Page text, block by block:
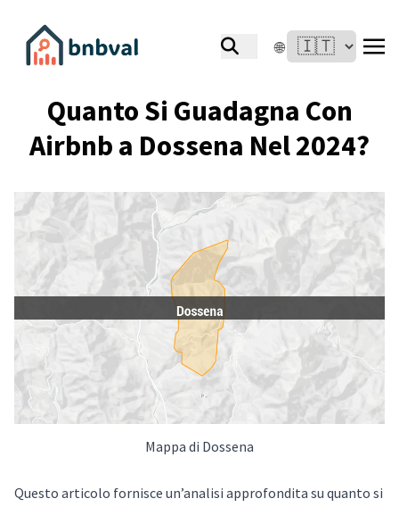
🌐
Quanto Si Guadagna Con
Airbnb a Dossena Nel 2024?
Mappa di Dossena
Questo articolo fornisce un’analisi approfondita su quanto si